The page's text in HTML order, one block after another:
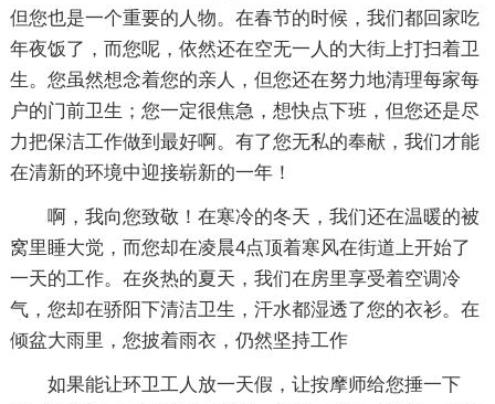
但您也是一个重要的人物。在春节的时候，我们都回家吃
年夜饭了，而您呢，依然还在空无一人的大街上打扫着卫
生。您虽然想念着您的亲人，但您还在努力地清理每家每
户的门前卫生；您一定很焦急，想快点下班，但您还是尽
力把保洁工作做到最好啊。有了您无私的奉献，我们才能
在清新的环境中迎接崭新的一年！
啊，我向您致敬！在寒冷的冬天，我们还在温暖的被
窝里睡大觉，而您却在凌晨4点顶着寒风在街道上开始了
一天的工作。在炎热的夏天，我们在房里享受着空调冷
气，您却在骄阳下清洁卫生，汗水都湿透了您的衣衫。在
倾盆大雨里，您披着雨衣，仍然坚持工作
如果能让环卫工人放一天假，让按摩师给您捶一下